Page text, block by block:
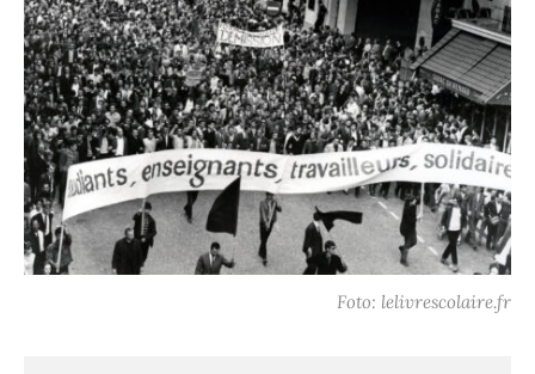
Foto: lelivrescolaire.fr